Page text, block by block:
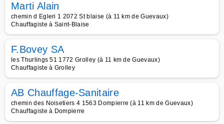
Marti Alain
chemin d Egleri 1 2072 St blaise (à 11 km de Guevaux)
Chauffagiste à Saint-Blaise
F.Bovey SA
les Thurlings 51 1772 Grolley (à 11 km de Guevaux)
Chauffagiste à Grolley
AB Chauffage-Sanitaire
chemin des Noisetiers 4 1563 Dompierre (à 11 km de Guevaux)
Chauffagiste à Dompierre